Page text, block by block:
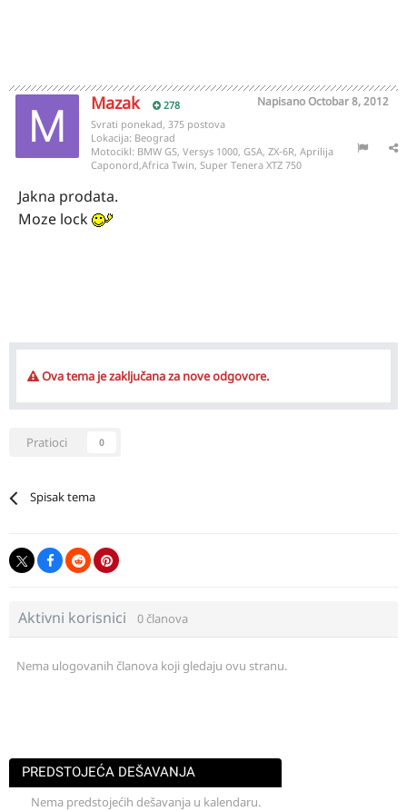
Mazak 278 NapisanoOctobar 8, 2012
Svrati ponekad, 375 postova
Lokacija: Beograd
Motocikl: BMW GS, Versys 1000, GSA, ZX-6R, Aprilija
Caponord,Africa Twin, Super Tenera XTZ 750
Jakna prodata.
Moze lock
Ova tema je zaključana za nove odgovore.
Pratioci 0
Spisak tema
Aktivni korisnici 0 članova
Nema ulogovanih članova koji gledaju ovu stranu.
PREDSTOJEĆA DEŠAVANJA
Nema predstojećih dešavanja u kalendaru.